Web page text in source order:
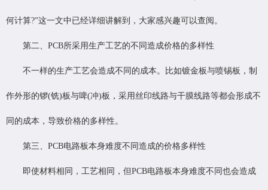
何计算?”这一文中已经详细讲解到，大家感兴趣可以查阅。
第二、PCB所采用生产工艺的不同造成价格的多样性
不一样的生产工艺会造成不同的成本。比如镀金板与喷锡板，制
作外形的锣(铣)板与啤(冲)板，采用丝印线路与干膜线路等都会形成不
同的成本，导致价格的多样性。
第三、PCB电路板本身难度不同造成的价格多样性
即使材料相同，工艺相同，但PCB电路板本身难度不同也会造成